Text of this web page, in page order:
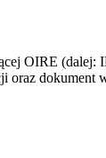
OIRE
dokument